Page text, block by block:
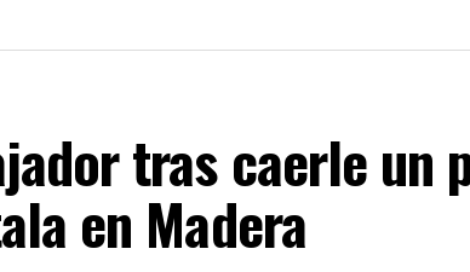
tras caerle un
en Madera